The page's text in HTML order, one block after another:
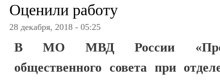
Оценили работу
28 декабря, 2018 - 05:25
В МО МВД России
общественного совета при